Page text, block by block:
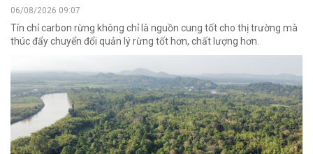
06/08/2026 09:07
Tín chỉ carbon rừng không chỉ là nguồn cung tốt cho thị trường mà
thúc đẩy chuyển đổi quản lý rừng tốt hơn, chất lượng hơn.